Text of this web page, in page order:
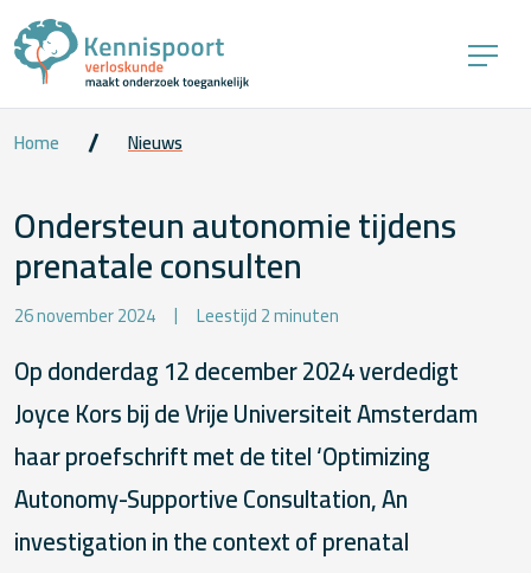
Home Nieuws
Ondersteun autonomie tijdens
prenatale consulten
26 november 2024 Leestijd 2 minuten
Op donderdag 12 december 2024 verdedigt
Joyce Kors bij de Vrije Universiteit Amsterdam
haar proefschrift met de titel ‘Optimizing
Autonomy-Supportive Consultation, An
investigation in the context of prenatal